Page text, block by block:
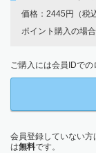
価格：2445円（税込
ポイント購入の場
ご購入には会員IDでの
会員登録していない
は無料です。